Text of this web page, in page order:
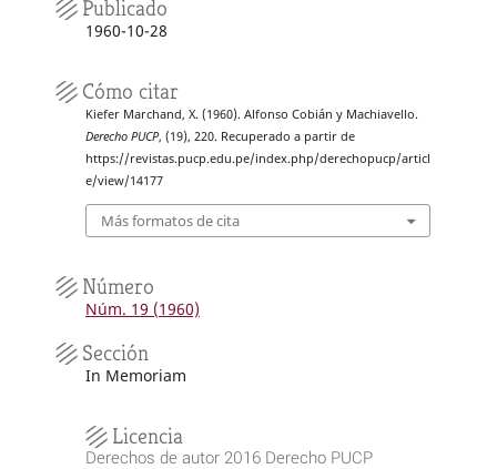
Publicado
1960-10-28
Cómo citar
Kiefer Marchand, X. (1960). Alfonso Cobián y Machiavello.
Derecho PUCP, (19), 220. Recuperado a partir de
https://revistas.pucp.edu.pe/index.php/derechopucp/articl
e/view/14177
Más formatos de cita
Número
Núm. 19 (1960)
Sección
In Memoriam
Licencia
Derechos de autor 2016 Derecho PUCP